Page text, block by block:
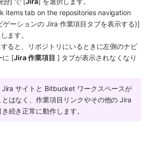
items tab on the repositories navigation
ゲーションの Jira 作業項目タブを表示する)]
ます。
すると、リポジトリにいるときに左側のナビ
に [Jira 作業項目 ] タブが表示されなくなり
Jira サイトと Bitbucket ワークスペースが
はなく、作業項目リンクやその他の Jira
続き正常に動作します。